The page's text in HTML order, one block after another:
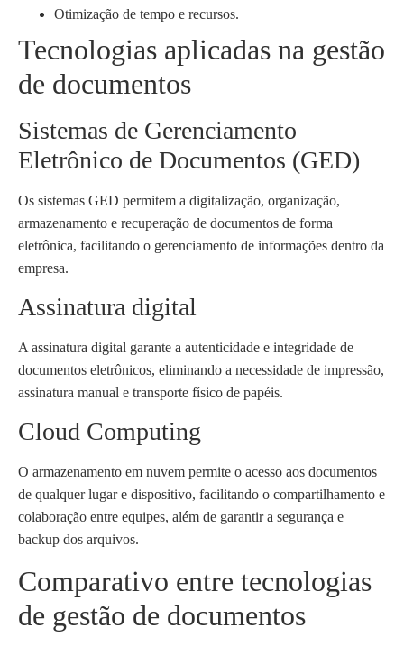
Otimização de tempo e recursos.
Tecnologias aplicadas na gestão
de documentos
Sistemas de Gerenciamento
Eletrônico de Documentos (GED)
Os sistemas GED permitem a digitalização, organização,
armazenamento e recuperação de documentos de forma
eletrônica, facilitando o gerenciamento de informações dentro da
empresa.
Assinatura digital
A assinatura digital garante a autenticidade e integridade de
documentos eletrônicos, eliminando a necessidade de impressão,
assinatura manual e transporte físico de papéis.
Cloud Computing
O armazenamento em nuvem permite o acesso aos documentos
de qualquer lugar e dispositivo, facilitando o compartilhamento e
colaboração entre equipes, além de garantir a segurança e
backup dos arquivos.
Comparativo entre tecnologias
de gestão de documentos